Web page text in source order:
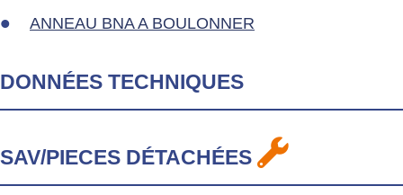
ANNEAU BNA A BOULONNER
DONNÉES TECHNIQUES
SAV/PIECES DÉTACHÉES